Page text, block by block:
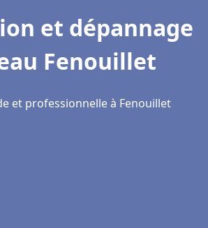
et dépannage
Fenouillet
et professionnelle à Fenouillet